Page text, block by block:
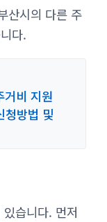
산시의 다른 주
다.
거비 지원
청방법 및
습니다. 먼저